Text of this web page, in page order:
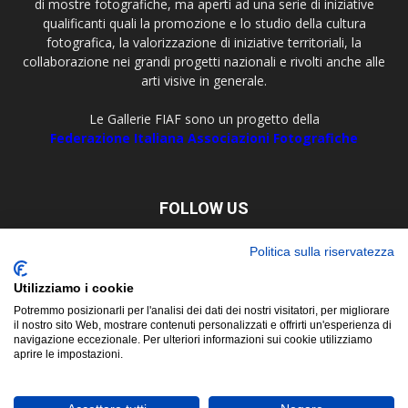
di mostre fotografiche, ma aperti ad una serie di iniziative
qualificanti quali la promozione e lo studio della cultura
fotografica, la valorizzazione di iniziative territoriali, la
collaborazione nei grandi progetti nazionali e rivolti anche alle
arti visive in generale.
Le Gallerie FIAF sono un progetto della
Federazione Italiana Associazioni Fotografiche
FOLLOW US
Politica sulla riservatezza
Utilizziamo i cookie
Potremmo posizionarli per l'analisi dei dati dei nostri visitatori, per migliorare
il nostro sito Web, mostrare contenuti personalizzati e offrirti un'esperienza di
navigazione eccezionale. Per ulteriori informazioni sui cookie utilizziamo
aprire le impostazioni.